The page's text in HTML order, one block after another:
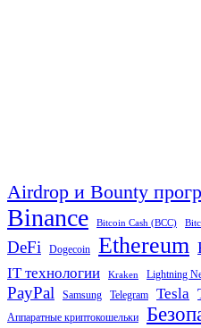
Airdrop и Bounty
Binance Bitcoin Cash (BCC)
DeFi Dogecoin Ethereum
IT технологии Kraken Lightning
PayPal Samsung Telegram Tesla
Аппаратные криптокошельки